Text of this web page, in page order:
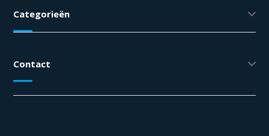
Categorieën
Contact